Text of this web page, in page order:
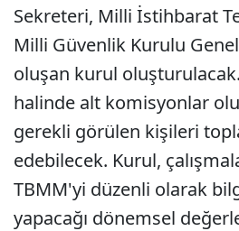
Sekreteri, Milli İstihbarat
Milli Güvenlik Kurulu
oluşan kurul
halinde alt komisyonlar
gerekli görülen kişileri
edebilecek. Kurul,
TBMM'yi düzenli olarak
yapacağı dönemsel